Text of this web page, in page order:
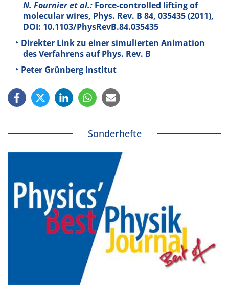
N. Fournier et al.: Force-controlled lifting of
molecular wires, Phys. Rev. B 84, 035435 (2011),
DOI: 10.1103/PhysRevB.84.035435
Direkter Link zu einer simulierten Animation
des Verfahrens auf Phys. Rev. B
Peter Grünberg Institut
Sonderhefte